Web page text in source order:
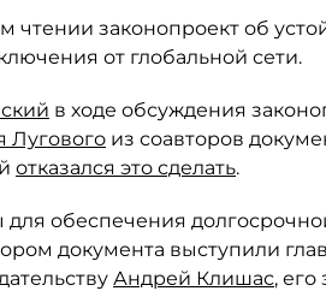
чтении законопроект об
от глобальной сети.
в ходе обсуждения
Лугового из соавторов
отказался это сделать.
обеспечения
документа выступили
Андрей Клишас, его